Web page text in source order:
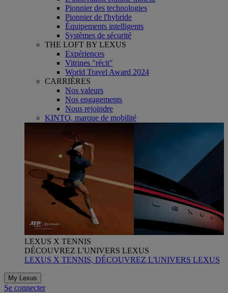
Pionnier des technologies
Pionnier de l'hybride
Équipements intelligents
Systèmes de sécurité
THE LOFT BY LEXUS
Expériences
Vitrines "récit"
World Travel Award 2024
CARRIÈRES
Nos valeurs
Nos engagements
Nous rejoindre
KINTO, marque de mobilité
LEXUS X TENNIS
DÉCOUVREZ L'UNIVERS LEXUS
LEXUS X TENNIS, DÉCOUVREZ L'UNIVERS LEXUS
My Lexus
Se connecter